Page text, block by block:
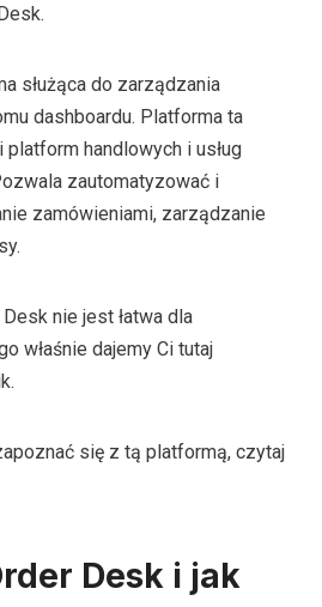
służąca do zarządzania
dashboardu. Platforma ta
handlowych i usług
zautomatyzować i
zamówieniami, zarządzanie
nie jest łatwa dla
właśnie dajemy Ci tutaj
się z tą platformą, czytaj
Desk i jak